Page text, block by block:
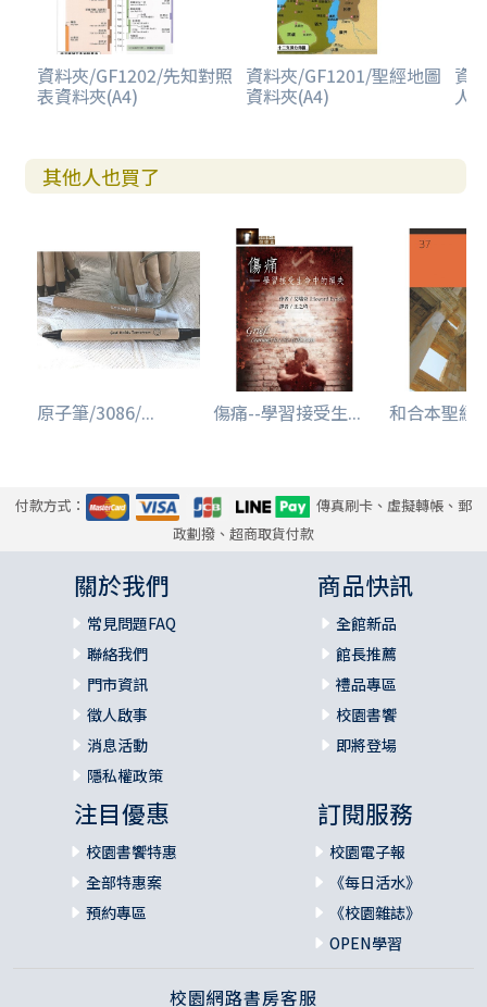
資料夾/GF1202/先知對照
表資料夾(A4)
資料夾/GF1201/聖經地圖
資料夾(A4)
資
人
其他人也買了
原子筆/3086/... 傷痛--學習接受生... 和合本聖經
付款方式：
傳真刷卡、虛擬轉帳、郵
政劃撥、超商取貨付款
關於我們
常見問題FAQ
聯絡我們
門市資訊
徵人啟事
消息活動
隱私權政策
商品快訊
全館新品
館長推薦
禮品專區
校園書饗
即將登場
注目優惠
校園書饗特惠
全部特惠案
預約專區
訂閱服務
校園電子報
《每日活水》
《校園雜誌》
OPEN學習
校園網路書房客服